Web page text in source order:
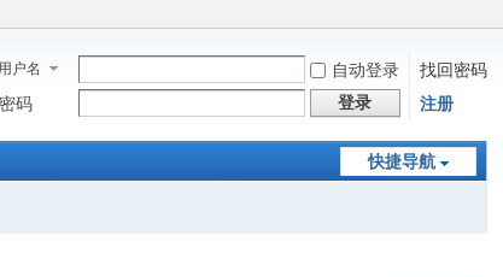
用户名 自动登录
找回密码
密码
登录 注册
快捷导航